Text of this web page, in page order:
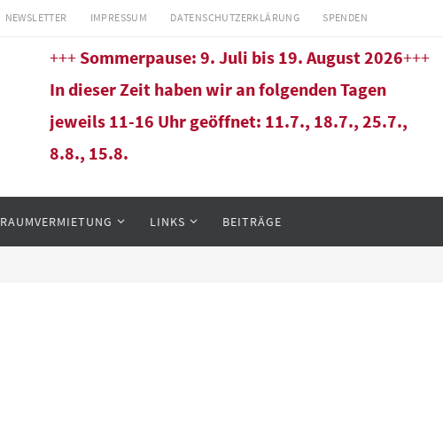
NEWSLETTER IMPRESSUM DATENSCHUTZERKLÄRUNG SPENDEN
+++ Sommerpause: 9. Juli bis 19. August 2026+++
In dieser Zeit haben wir an folgenden Tagen
jeweils 11-16 Uhr geöffnet: 11.7., 18.7., 25.7.,
8.8., 15.8.
RAUMVERMIETUNG LINKS BEITRÄGE